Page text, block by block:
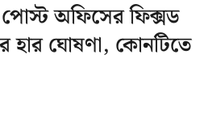
অফিসের ফিক্সড
হার ঘোষণা, কোনটিতে